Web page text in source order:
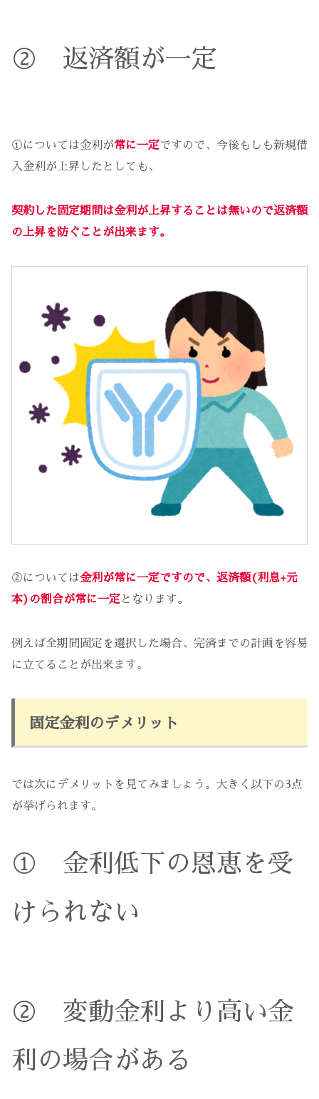
② 返済額が一定
①については金利が常に一定ですので、今後もしも新規借
入金利が上昇したとしても、
契約した固定期間は金利が上昇することは無いので返済額
の上昇を防ぐことが出来ます。
②については金利が常に一定ですので、返済額(利息+元
本)の割合が常に一定となります。
例えば全期間固定を選択した場合、完済までの計画を容易
に立てることが出来ます。
固定金利のデメリット
では次にデメリットを見てみましょう。大きく以下の3点
が挙げられます。
① 金利低下の恩恵を受
けられない
② 変動金利より高い金
利の場合がある